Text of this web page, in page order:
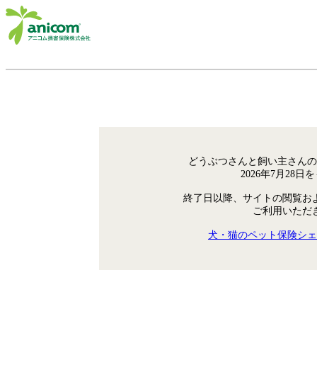
どうぶつさんと飼い主さん
2026年7月28日
終了日以降、サイトの閲覧お
ご利用いただ
犬・猫のペット保険シ